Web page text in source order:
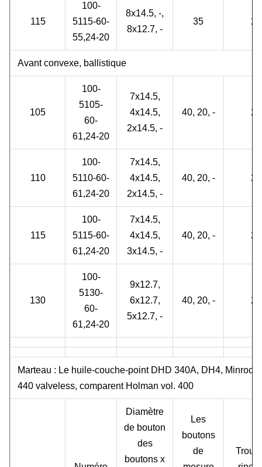
115
100-
5115-60-
55,24-20
8x14.5, -,
8x12.7, -
35 2
Avant convexe, ballistique
105
100-
5105-
60-
61,24-20
7x14.5,
4x14.5,
2x14.5, -
40, 20, - 2
110
100-
5110-60-
61,24-20
7x14.5,
4x14.5,
2x14.5, -
40, 20, - 2
115
100-
5115-60-
61,24-20
7x14.5,
4x14.5,
3x14.5, -
40, 20, - 2
130
100-
5130-
60-
61,24-20
9x12.7,
6x12.7,
5x12.7, -
40, 20, - 2
Marteau : Le huile-couche-point DHD 340A, DH4, Minroc
440 valveless, comparent Holman vol. 400
Diamètre
de bouton
des
boutons x
Les
boutons
de
Trous